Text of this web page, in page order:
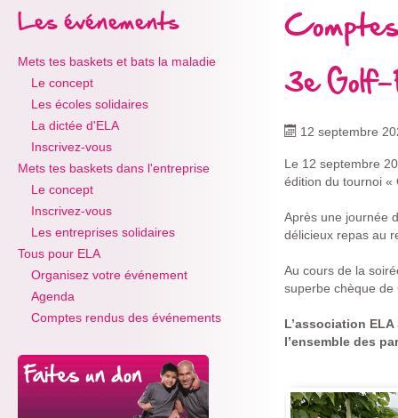
Les événements
Mets tes baskets et bats la maladie
Le concept
Les écoles solidaires
La dictée d'ELA
Inscrivez-vous
Mets tes baskets dans l'entreprise
Le concept
Inscrivez-vous
Les entreprises solidaires
Tous pour ELA
Organisez votre événement
Agenda
Comptes rendus des événements
3e
12 septembre
Le 12 septembre
édition du tournoi «
Après une journée
délicieux repas au
Au cours de la
superbe chèque
L’association
l’ensemble des